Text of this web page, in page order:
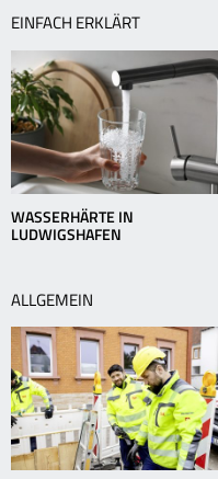
EINFACH ERKLÄRT
WASSERHÄRTE IN
LUDWIGSHAFEN
ALLGEMEIN